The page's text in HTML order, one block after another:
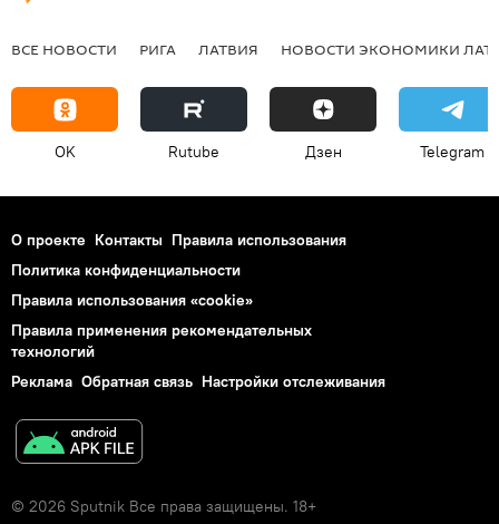
ВСЕ НОВОСТИ РИГА ЛАТВИЯ НОВОСТИ ЭКОНОМИКИ
OK Rutube Дзен Telegram
О проекте Контакты Правила использования
Политика конфиденциальности
Правила использования «cookie»
Правила применения рекомендательных
технологий
Реклама Обратная связь Настройки отслеживания
© 2026 Sputnik Все права защищены. 18+